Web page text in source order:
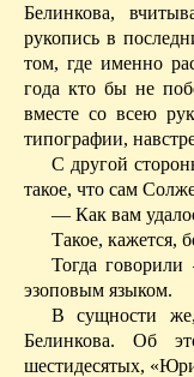
Белинкова,
рукопись в
том, где именно
годакто бы не
вместе совсею
типографии,
С другой
такое, что сам
— Как вам
Такое, кажется,
Тогда
эзоповым языком.
В сущности
Белинкова. Об
шестидесятых,